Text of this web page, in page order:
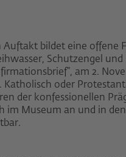
Auftakt bildet eine offene
Schutzengel und
am 2.
Katholisch oder
der konfessionellen
im Museum an und in